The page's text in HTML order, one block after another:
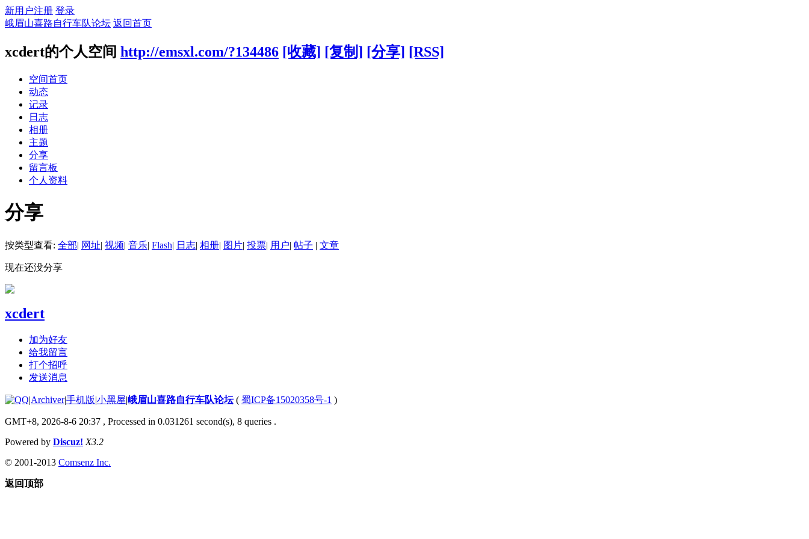
新用户注册 登录
峨眉山喜路自行车队论坛 返回首页
xcdert的个人空间 http://emsxl.com/?134486 [收藏] [复制] [分享] [RSS]
空间首页
动态
记录
日志
相册
主题
分享
留言板
个人资料
分享
按类型查看: 全部| 网址| 视频| 音乐| Flash| 日志| 相册| 图片| 投票| 用户| 帖子 | 文章
现在还没分享
xcdert
加为好友
给我留言
打个招呼
发送消息
|Archiver|手机版|小黑屋|峨眉山喜路自行车队论坛( 蜀ICP备15020358号-1 )
GMT+8, 2026-8-6 20:37 , Processed in 0.031261 second(s), 8 queries .
Powered by Discuz! X3.2
© 2001-2013 Comsenz Inc.
返回顶部